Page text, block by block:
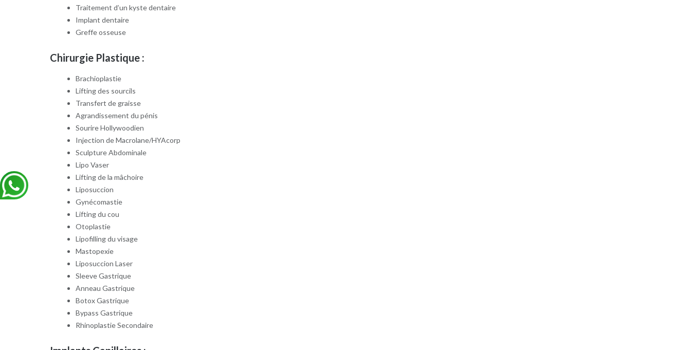
Traitement d’un kyste dentaire
Implant dentaire
Greffe osseuse
Chirurgie Plastique :
Brachioplastie
Lifting des sourcils
Transfert de graisse
Agrandissement du pénis
Sourire Hollywoodien
Injection de Macrolane/HYAcorp
Sculpture Abdominale
Lipo Vaser
Lifting de la mâchoire
Liposuccion
Gynécomastie
Lifting du cou
Otoplastie
Lipofilling du visage
Mastopexie
Liposuccion Laser
Sleeve Gastrique
Anneau Gastrique
Botox Gastrique
Bypass Gastrique
Rhinoplastie Secondaire